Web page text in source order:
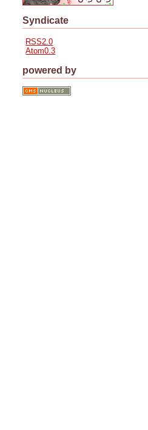
Syndicate
RSS2.0
Atom0.3
powered by